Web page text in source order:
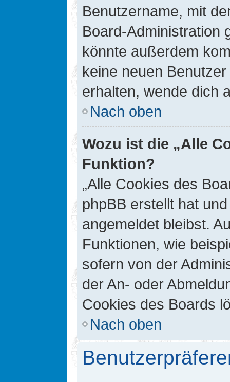
Benutzername, mit
Board-Administration
könnte außerdem
keine neuen
erhalten, wende dich
Nach oben
Wozu ist die „Alle
Funktion?
„Alle Cookies des
phpBB erstellt hat
angemeldet bleibst.
Funktionen, wie
sofern von der
der An- oder
Cookies des Boards
Nach oben